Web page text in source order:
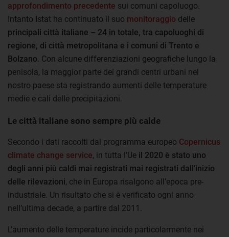
approfondimento precedente sui comuni capoluogo.
Intanto Istat ha continuato il suo monitoraggio delle
principali città italiane – 24 in totale, tra capoluoghi di
regione, di città metropolitana e i comuni di Trento e
Bolzano . Con alcune differenziazioni geografiche lungo la
penisola, la maggior parte dei grandi centri urbani nel
nostro paese sta registrando aumenti delle temperature
medie e cali delle precipitazioni.
Le città italiane sono sempre più calde
Secondo i dati raccolti dal programma europeo Copernicus
climate change service, in tutta l’Ue il 2020 è stato uno
degli anni più caldi mai registrati mai registrati dall’inizio
delle rilevazioni, che in Europa risalgono all’epoca pre-
industriale. Un risultato che si è verificato ogni anno
nell’ultima decade, a partire dal 2011.
L’aumento delle temperature incide particolarmente nei